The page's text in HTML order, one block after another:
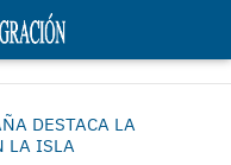
DESTACA LA
LA ISLA